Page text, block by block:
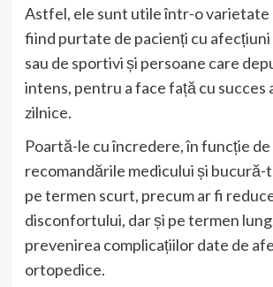
Astfel, ele sunt utile într-o varietate
fiind purtate de pacienți cu
sau de sportivi și persoane care
intens, pentru a face față cu
zilnice.
Poartă-le cu încredere, în funcție de
recomandările medicului și
pe termen scurt, precum ar fi
disconfortului, dar și pe termen
prevenirea complicațiilor date de
ortopedice.